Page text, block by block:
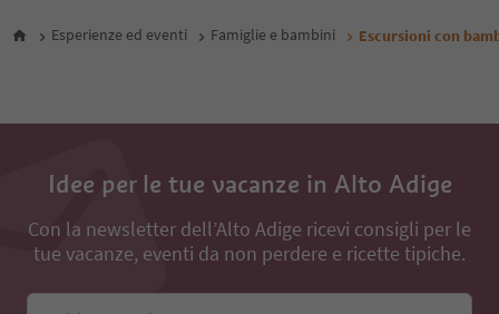
29
33
Esperienze ed eventi Famiglie e bambini Escursioni con
Idee per le tue vacanze in Alto Adige
Con la newsletter dell’Alto Adige ricevi consigli per le
tue vacanze, eventi da non perdere e ricette tipiche.